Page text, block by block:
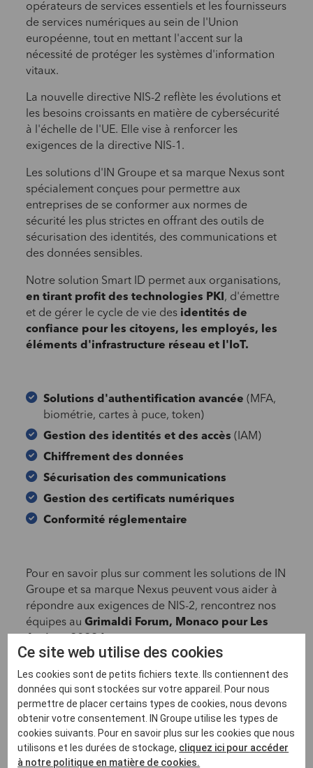
opérateurs de services essentiels et les fournisseurs
de services numériques au sein de l'Union
européenne, tout en mettant l'accent sur la
nécessité de protéger les systèmes d'information
vitaux.
La nouvelle directive NIS-2 reflète les évolutions et
les besoins croissants en matière de cybersécurité
à l'échelle de l'UE. Elle vise à renforcer les
exigences de la directive NIS-1.
Les solutions d'IN Groupe et sa marque Nexus sont
spécialement conçues pour permettre aux
entreprises de se conformer aux normes de
sécurité les plus strictes en offrant des outils de
sécurisation des identités, des communications et
des données sensibles.
Notre solution Smart ID permet aux organisations,
en tirant profit des technologies PKI , d'émettre
et de gérer le cycle de vie des identités de
confiance pour les citoyens, les employés, les
éléments d'infrastructure réseau et l'IoT.
Solutions d'authentification avancée (MFA,
biométrie, cartes à puce, token)
Gestion des identités et des accès (IAM)
Chiffrement des données
Sécurisation des communications
Gestion des certificats numériques
Conformité réglementaire
Pour en savoir plus sur comment les solutions de IN
Groupe et sa marque Nexus peuvent vous aider à
répondre aux exigences de NIS-2, rencontrez nos
équipes au Grimaldi Forum, Monaco pour Les
Contactez-nous
Plus d’informations sur Les Assises
Ce site web utilise des cookies
Les cookies sont de petits fichiers texte. Ils contiennent des
données qui sont stockées sur votre appareil. Pour nous
permettre de placer certains types de cookies, nous devons
obtenir votre consentement. IN Groupe utilise les types de
cookies suivants. Pour en savoir plus sur les cookies que nous
utilisons et les durées de stockage, cliquez ici pour accéder
à notre politique en matière de cookies.